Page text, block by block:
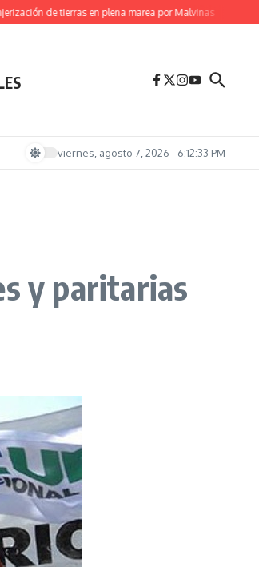
de tierras en plena marea por Malvinas (Videos)
viernes, agosto 7, 2026 6:12:35 PM
y paritarias